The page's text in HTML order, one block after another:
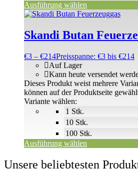
Ausführung wählen
Skandi Butan
€3 – €214Preisspanne: €3 bis €214
1 Stk.
10 Stk.
100 Stk.
Auf Lager
Kann heute versendet
Variante wählen:
Ausführung wählen
Dieses Produkt weist mehrere
können auf der Produktseite
Unsere beliebtesten